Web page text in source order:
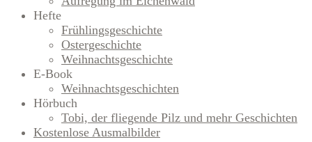
Hefte
Frühlingsgeschichte
Ostergeschichte
Weihnachtsgeschichte
E-Book
Weihnachtsgeschichten
Hörbuch
Tobi, der fliegende Pilz und mehr Geschichten
Kostenlose Ausmalbilder